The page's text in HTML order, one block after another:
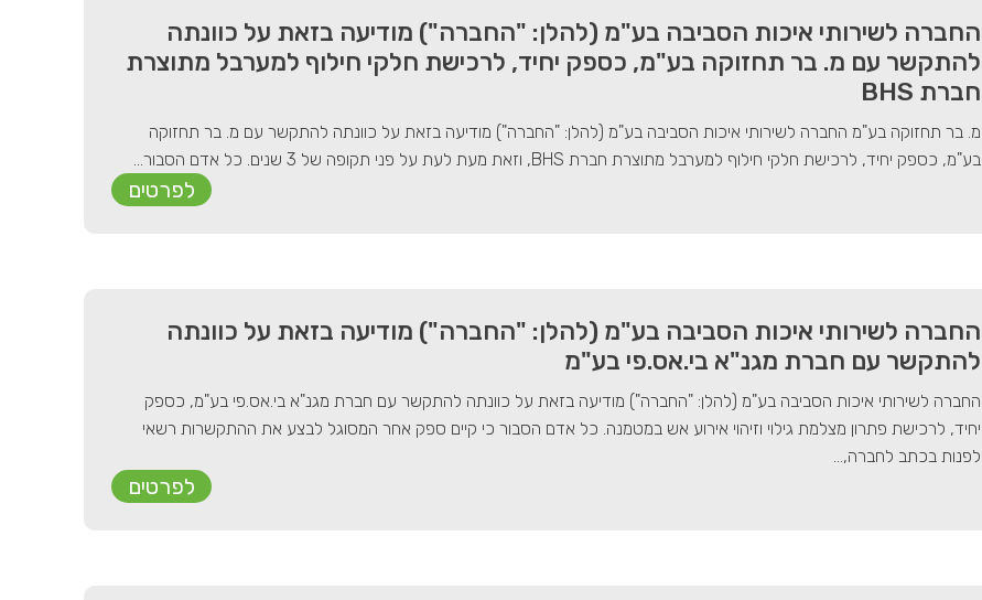
החברה לשירותי איכות הסביבה בע"מ (להלן: "החברה") מודיעה בזאת על כוונתה
להתקשר עם מ. בר תחזוקה בע"מ, כספק יחיד, לרכישת חלקי חילוף למערבל מתוצרת
חברת BHS
מ. בר תחזוקה בע"מ החברה לשירותי איכות הסביבה בע"מ (להלן: "החברה") מודיעה בזאת על כוונתה להתקשר עם מ. בר תחזוקה
בע"מ, כספק יחיד, לרכישת חלקי חילוף למערבל מתוצרת חברת BHS, וזאת מעת לעת על פני תקופה של 3 שנים. כל אדם הסבור...
לפרטים
החברה לשירותי איכות הסביבה בע"מ (להלן: "החברה") מודיעה בזאת על כוונתה
להתקשר עם חברת מגנ"א בי.אס.פי בע"מ
החברה לשירותי איכות הסביבה בע"מ (להלן: "החברה") מודיעה בזאת על כוונתה להתקשר עם חברת מגנ"א בי.אס.פי בע"מ, כספק
יחיד, לרכישת פתרון מצלמת גילוי וזיהוי אירוע אש במטמנה. כל אדם הסבור כי קיים ספק אחר המסוגל לבצע את ההתקשרות רשאי
לפנות בכתב לחברה,...
לפרטים